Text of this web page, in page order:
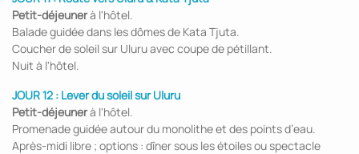
Petit-déjeunerà l'hôtel.
Balade guidée dans les dômes de Kata Tjuta.
Coucher de soleil sur Uluru avec coupe de pétillant.
Nuit à l'hôtel.
JOUR 12 : Lever du soleil sur Uluru
Petit-déjeunerà l'hôtel.
Promenade guidée autour du monolithe et des points d’eau.
Après-midi libre ; options : dîner sous les étoiles ou spectacle